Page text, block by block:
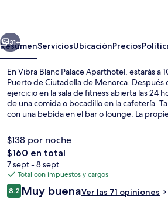
Siguiente
31+
ResumenServiciosUbicaciónPrecios
En Vibra Blanc Palace Aparthotel, estarás a
Puerto de Ciutadella de Menorca. Después
ejercicio en la sala de fitness abierta las 24
de una comida o bocadillo en la cafetería.
con una bebida en el bar o lounge. La
que por sus departamentos con cocineta y
$138 por noche
El
precio
total
es
de
$160 en total
7 sept - 8 sept
Total con impuestos y cargos
Opiniones
8.28.2 de 10,
Muy buenaVer las 71 opiniones